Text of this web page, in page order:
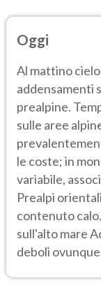
Oggi
Al mattino
addensamenti
prealpine.
sulle aree
le coste; in
variabile,
Prealpi
contenuto
sull'alto mare
deboli